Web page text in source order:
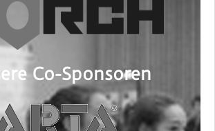
Co-Sponsoren